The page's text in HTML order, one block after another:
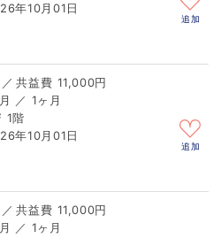
年10月01日
追加
／
11,000円
／ 1ヶ月
1階
年10月01日
追加
／
11,000円
／ 1ヶ月